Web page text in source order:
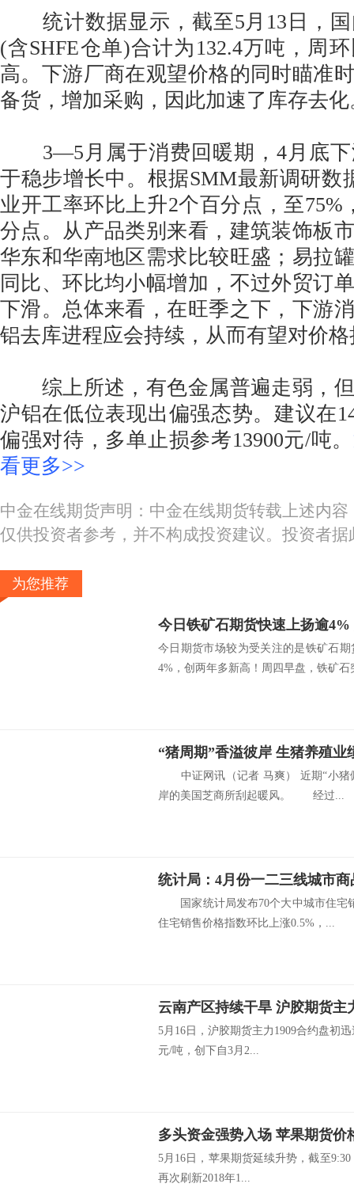
统计数据显示，截至5月13日，国
(含SHFE仓单)合计为132.4万吨，周
高。下游厂商在观望价格的同时瞄准
备货，增加采购，因此加速了库存去化
3—5月属于消费回暖期，4月底下
于稳步增长中。根据SMM最新调研数
业开工率环比上升2个百分点，至75%
分点。从产品类别来看，建筑装饰板
华东和华南地区需求比较旺盛；易拉
同比、环比均小幅增加，不过外贸订
下滑。总体来看，在旺季之下，下游
铝去库进程应会持续，从而有望对价
综上所述，有色金属普遍走弱，但
沪铝在低位表现出偏强态势。建议在
偏强对待，多单止损参考13900元/吨。
看更多>>
中金在线期货声明：中金在线期货转载上述内
仅供投资者参考，并不构成投资建议。投资者
为您推荐
今日期货市场较为受关注的是铁矿石
4%，创两年多新高！周四早盘，铁矿石
“猪周期”香溢彼岸 生猪养殖业
中证网讯（记者 马爽） 近期“小猪
岸的美国芝商所刮起暖风。 经过...
统计局：4月份一二三线城市
国家统计局发布70个大中城市住宅
住宅销售价格指数环比上涨0.5%，...
云南产区持续干旱 沪胶期货主
5月16日，沪胶期货主力1909合约盘初
元/吨，创下自3月2...
多头资金强势入场 苹果期货价
5月16日，苹果期货延续升势，截至
再次刷新2018年1...